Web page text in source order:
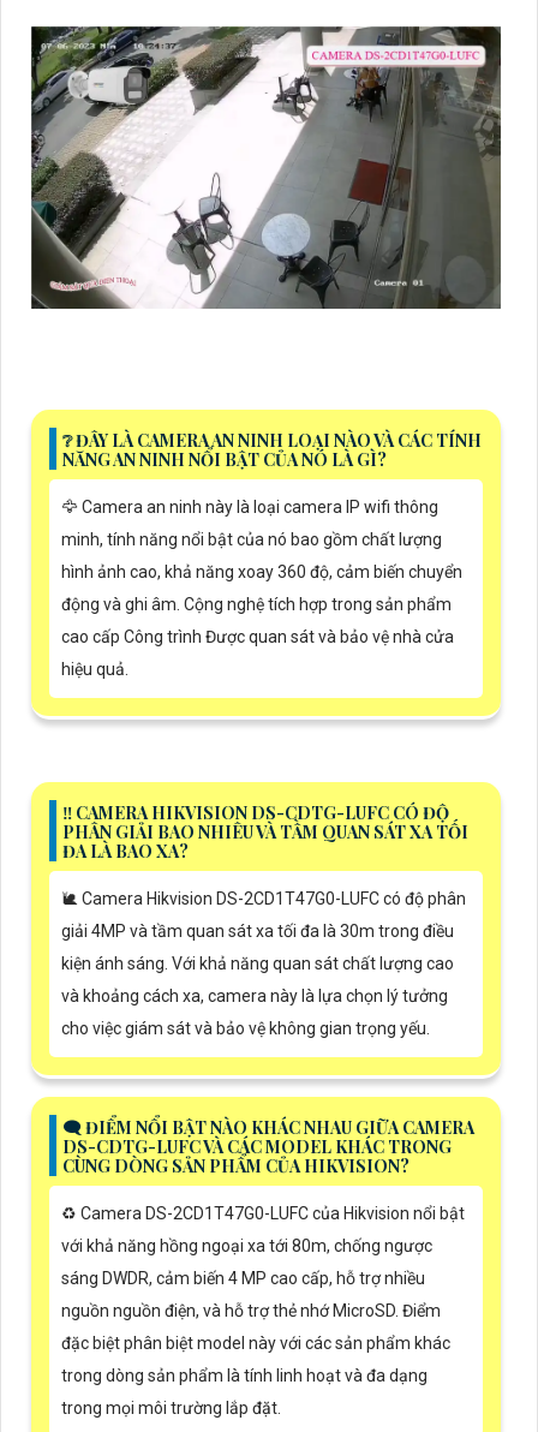
❔ ĐÂY LÀ CAMERA AN NINH LOẠI NÀO VÀ CÁC TÍNH
NĂNG AN NINH NỔI BẬT CỦA NÓ LÀ GÌ?
🦅 Camera an ninh này là loại camera IP wifi thông
minh, tính năng nổi bật của nó bao gồm chất lượng
hình ảnh cao, khả năng xoay 360 độ, cảm biến chuyển
động và ghi âm. Cộng nghệ tích hợp trong sản phẩm
cao cấp Công trình Được quan sát và bảo vệ nhà cửa
hiệu quả.
‼️ CAMERA HIKVISION DS-CDTG-LUFC CÓ ĐỘ
PHÂN GIẢI BAO NHIÊU VÀ TẦM QUAN SÁT XA TỐI
ĐA LÀ BAO XA?
🐌 Camera Hikvision DS-2CD1T47G0-LUFC có độ phân
giải 4MP và tầm quan sát xa tối đa là 30m trong điều
kiện ánh sáng. Với khả năng quan sát chất lượng cao
và khoảng cách xa, camera này là lựa chọn lý tưởng
cho việc giám sát và bảo vệ không gian trọng yếu.
🗨️ ĐIỂM NỔI BẬT NÀO KHÁC NHAU GIỮA CAMERA
DS-CDTG-LUFC VÀ CÁC MODEL KHÁC TRONG
CÙNG DÒNG SẢN PHẨM CỦA HIKVISION?
♻️ Camera DS-2CD1T47G0-LUFC của Hikvision nổi bật
với khả năng hồng ngoại xa tới 80m, chống ngược
sáng DWDR, cảm biến 4 MP cao cấp, hỗ trợ nhiều
nguồn nguồn điện, và hỗ trợ thẻ nhớ MicroSD. Điểm
đặc biệt phân biệt model này với các sản phẩm khác
trong dòng sản phẩm là tính linh hoạt và đa dạng
trong mọi môi trường lắp đặt.